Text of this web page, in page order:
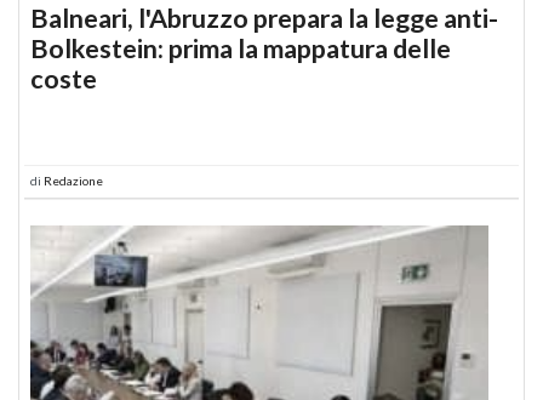
Balneari, l'Abruzzo prepara la legge anti-
Bolkestein: prima la mappatura delle
coste
di Redazione